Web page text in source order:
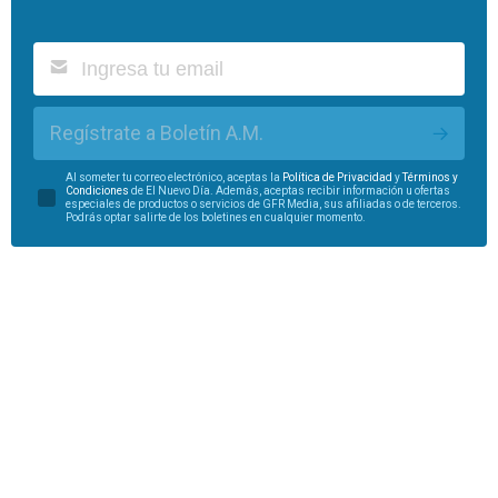
Regístrate a Boletín A.M.
Al someter tu correo electrónico, aceptas la Política de Privacidad yTérminos y
Condiciones de El Nuevo Día. Además, aceptas recibir información u ofertas
especiales de productos o servicios de GFR Media, sus afiliadas o de terceros.
Podrás optar salirte de los boletines en cualquier momento.